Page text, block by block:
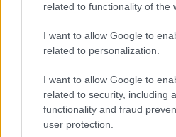
related to functionality of the
I want to allow Google to
related to personalization.
I want to allow Google to
related to security, including
functionality and fraud
user protection.
FA-KUPA
DALOT:
HOGY